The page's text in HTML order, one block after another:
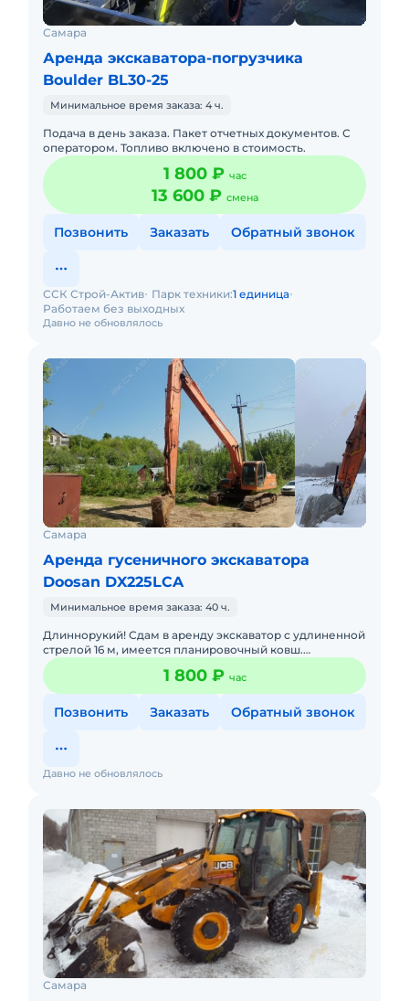
Самара
Аренда экскаватора-погрузчика
Boulder BL30-25
Минимальное время заказа: 4 ч.
Подача в день заказа. Пакет отчетных документов. С
оператором. Топливо включено в стоимость.
1 800 ₽ час
13 600 ₽ смена
Позвонить Заказать Обратный звонок
Давно не обновлялось
ССК Строй-Актив Парк техники:1 единица
Работаем без выходных
Самара
Аренда гусеничного экскаватора
Doosan DX225LCA
Минимальное время заказа: 40 ч.
Длиннорукий! Сдам в аренду экскаватор с удлиненной
стрелой 16 м, имеется планировочный ковш.
Выполним работы по очистке озер, прудов, а также
расширению русла р1 800 ₽ час
Позвонить Заказать Обратный звонок
Давно не обновлялось
Самара